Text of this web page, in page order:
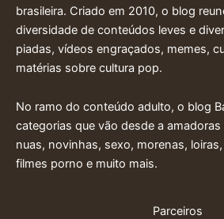
brasileira. Criado em 2010, o blog
diversidade de conteúdos leves e
piadas, vídeos engraçados, memes,
matérias sobre cultura pop.
No ramo do conteúdo adulto, o blog
categorias que vão desde a
nuas, novinhas, sexo, morenas,
filmes porno e muito mais.
Parceiros